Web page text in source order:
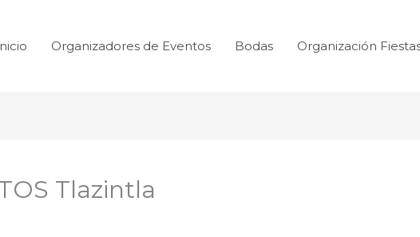
Organizadores de Eventos Bodas Organización
Tlazintla